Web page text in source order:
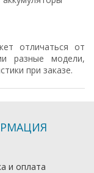
отличаться от
разные модели,
при заказе.
и оплата